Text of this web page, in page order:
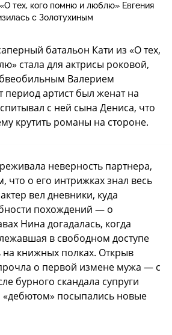
тех, кого помню и люблю» Евгения
с Золотухиным
батальон Кати из «О тех,
стала для актрисы роковой,
Валерием
период артист был женат на
с ней сына Дениса, что
крутить романы на стороне.
неверность партнера,
что о его интрижках знал весь
вел дневники, куда
похождений — о
Нина догадалась, когда
в свободном доступе
на книжных полках. Открыв
о первой измене мужа — с
бурного скандала супруги
посыпались новые